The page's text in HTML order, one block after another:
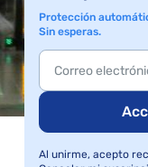
Protección
Sin esperas.
Al unirme, acepto